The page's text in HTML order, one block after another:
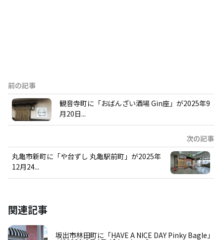
前の記事
観音寺町に「おばんざい酒場 Gin座」が2025年9
月20日...
次の記事
丸亀市新町に「や台ずし 丸亀駅前町」が2025年
12月24...
関連記事
坂出市林田町に「HAVE A NICE DAY Pinky Bagle」